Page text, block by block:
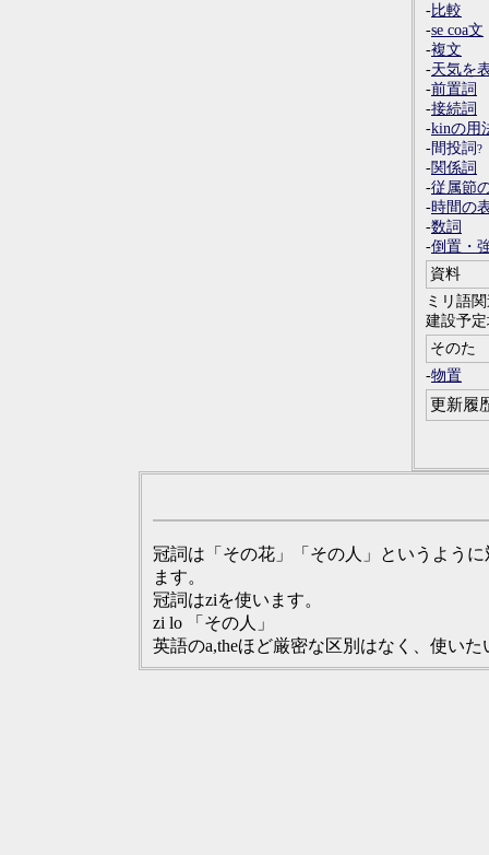
-比較
-se coa文
-複文
-天気を
-前置詞
-接続詞
-kinの用
-間投詞
-関係詞
-従属節
-時間の
-数詞
-倒置・
資料
ミリ語
建設予
そのた
-物置
更新履
冠詞は「その花」「その人」というよう
ます。
冠詞はziを使います。
zi lo 「その人」
英語のa,theほど厳密な区別はなく、使い